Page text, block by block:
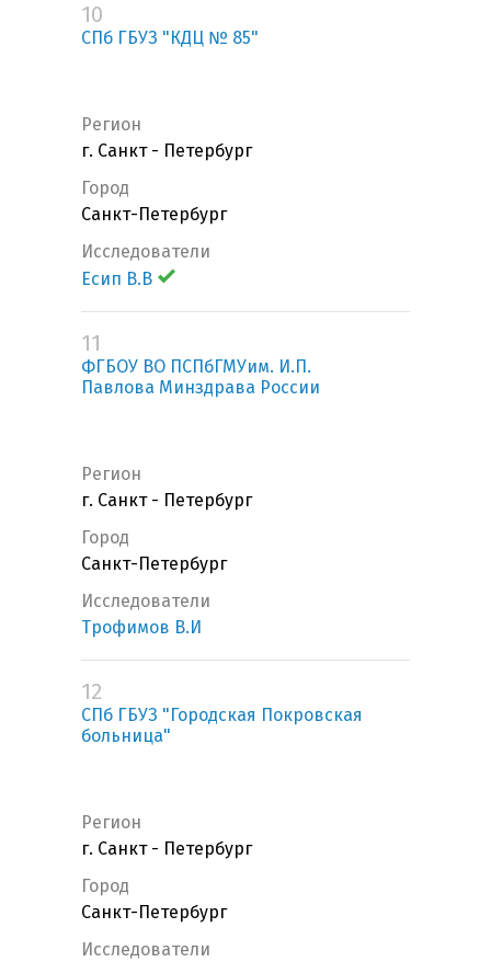
10
СПб ГБУЗ "КДЦ № 85"
Регион
г. Санкт - Петербург
Город
Санкт-Петербург
Исследователи
Есип В.В
11
ФГБОУ ВО ПСПбГМУим. И.П.
Павлова Минздрава России
Регион
г. Санкт - Петербург
Город
Санкт-Петербург
Исследователи
Трофимов В.И
12
СПб ГБУЗ "Городская Покровская
больница"
Регион
г. Санкт - Петербург
Город
Санкт-Петербург
Исследователи